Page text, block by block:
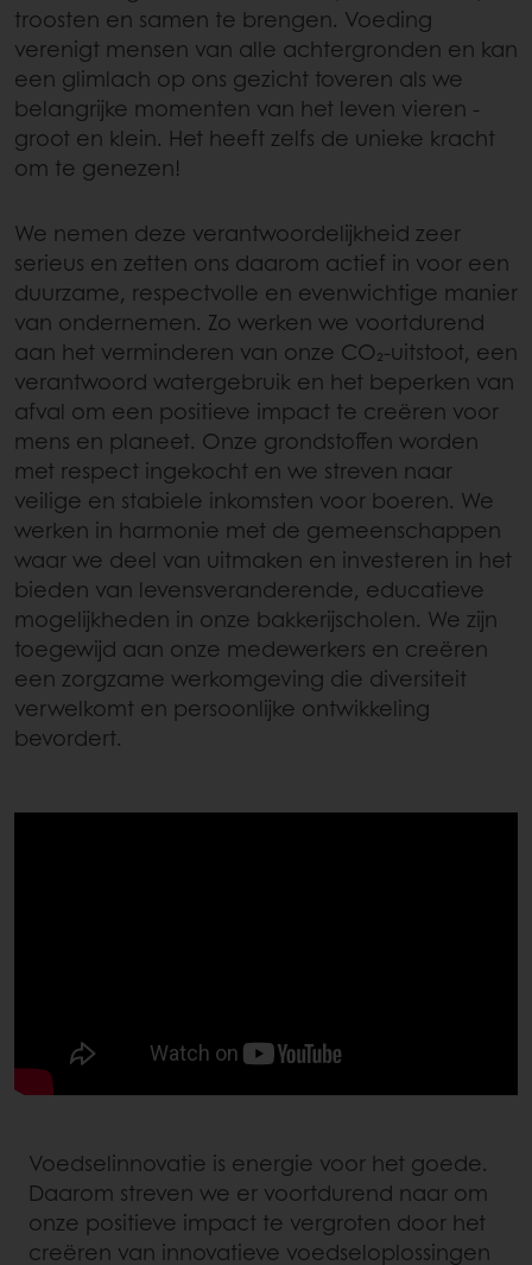
troosten en samen te brengen. Voeding
verenigt mensen van alle achtergronden en kan
een glimlach op ons gezicht toveren als we
belangrijke momenten van het leven vieren -
groot en klein. Het heeft zelfs de unieke kracht
om te genezen!
We nemen deze verantwoordelijkheid zeer
serieus en zetten ons daarom actief in voor een
duurzame, respectvolle en evenwichtige manier
van ondernemen. Zo werken we voortdurend
aan het verminderen van onze CO₂-uitstoot, een
verantwoord watergebruik en het beperken van
afval om een positieve impact te creëren voor
mens en planeet. Onze grondstoffen worden
met respect ingekocht en we streven naar
veilige en stabiele inkomsten voor boeren. We
werken in harmonie met de gemeenschappen
waar we deel van uitmaken en investeren in het
bieden van levensveranderende, educatieve
mogelijkheden in onze bakkerijscholen. We zijn
toegewijd aan onze medewerkers en creëren
een zorgzame werkomgeving die diversiteit
verwelkomt en persoonlijke ontwikkeling
bevordert.
Voedselinnovatie is energie voor het goede.
Daarom streven we er voortdurend naar om
onze positieve impact te vergroten door het
creëren van innovatieve voedseloplossingen